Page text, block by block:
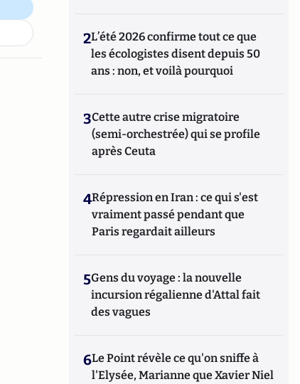
2L’été 2026 confirme tout ce que
les écologistes disent depuis 50
ans : non, et voilà pourquoi
3Cette autre crise migratoire
(semi-orchestrée) qui se profile
après Ceuta
4Répression en Iran : ce qui s'est
vraiment passé pendant que
Paris regardait ailleurs
5Gens du voyage : la nouvelle
incursion régalienne d'Attal fait
des vagues
6Le Point révèle ce qu'on sniffe à
l'Elysée, Marianne que Xavier Niel